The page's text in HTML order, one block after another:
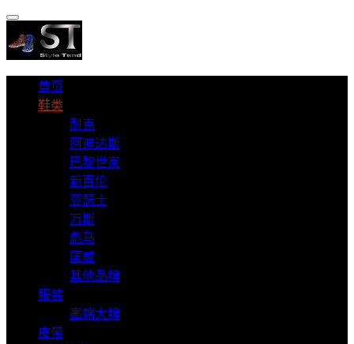
首页
鞋类
耐克
阿迪达斯
巴黎世家
新百伦
亚瑟士
万斯
彪马
匡威
其他品牌
服装
高端大牌
皮带